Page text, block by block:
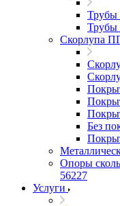
Скорлупа
Без
Опоры
56227
Услуги